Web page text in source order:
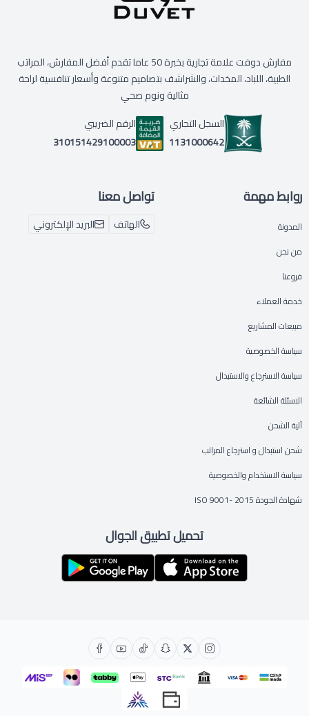
مفارش دوفت علامة تجارية بخبرة 50 عاما تقدم أفضل المفارش، المراتب
الطبية، اللباد، المخدات، والشراشف بتصاميم متنوعة وأسعار تنافسية لراحة
مثالية ونوم صحي
السجل التجاري
1131000642
الرقم الضريبي
310151429100003
روابط مهمة
المدونة
من نحن
فروعنا
خدمة العملاء
مبيعات المشاريع
سياسة الخصوصية
سياسة الاسترجاع والاستبدال
الاسئلة الشائعة
آلية الشحن
شحن استبدال و استرجاع المراتب
سياسة الاستخدام والخصوصية
شهادة الجودة ISO 9001- 2015
تواصل معنا
الهاتف البريد الإلكتروني
تحميل تطبيق الجوال